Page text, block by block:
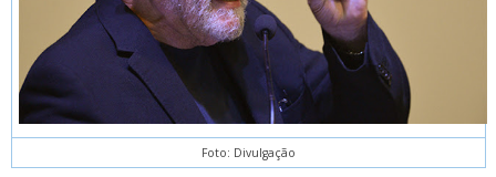
Foto: Divulgação